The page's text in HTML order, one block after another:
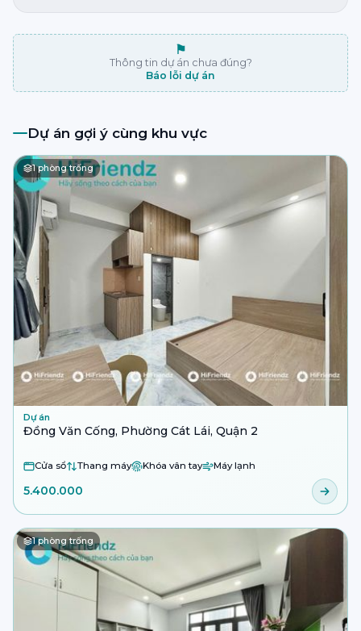
⚑
Thông tin dự án chưa đúng?
Báo lỗi dự án
Dự án gợi ý cùng khu vực
1phòng trống
Dự án
Đồng Văn Cống, Phường Cát Lái, Quận 2
Cửa sổ Thang máy Khóa vân tay Máy lạnh
5.400.000
1phòng trống